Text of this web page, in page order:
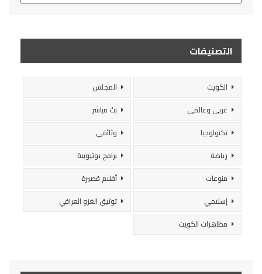
التصنيفات
الكويت
المجلس
عربي وعالمي
بث مباشر
تكنولوجيا
وثائقي
رياضة
برامج يوتيوبية
منوعات
أفلام قصيرة
إسلامي
توثيق الغزو العراقي
مظاهرات الكويت